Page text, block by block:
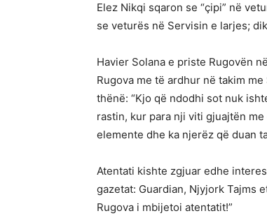
Elez Nikqi sqaron se “çipi” në
se veturës në Servisin e larjes;
Havier Solana e priste Rugovën
Rugova me të ardhur në takim
thënë: “Kjo që ndodhi sot nuk
rastin, kur para nji viti gjuajtën
elemente dhe ka njerëz që duan
Atentati kishte zgjuar edhe
gazetat: Guardian, Njyjork Tajms
Rugova i mbijetoi atentatit!”